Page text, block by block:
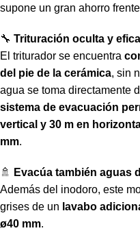
supone un gran ahorro
🔧 Trituración oculta y
El triturador se encuentra
del pie de la cerámica, sin
agua se toma directamente
sistema de evacuación
vertical y 30 m en
mm.
🚿
Evacúa también aguas
Además del inodoro, este
grises de un lavabo
ø40 mm.